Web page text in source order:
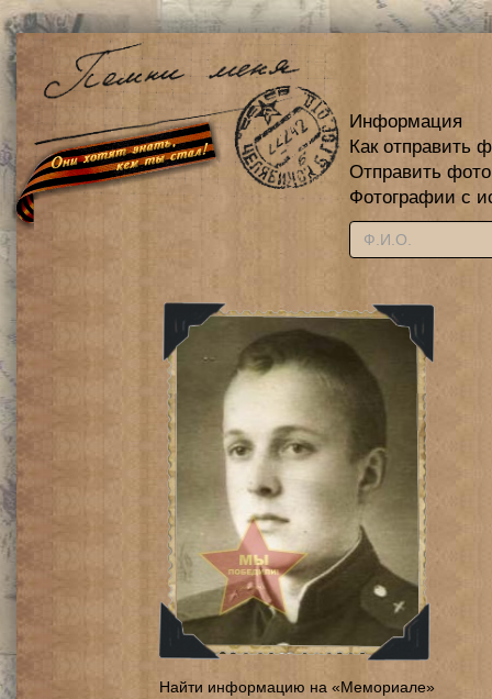
Информация
Как отправить
Отправить
Фотографии с
Найти информацию на «Мемориале»